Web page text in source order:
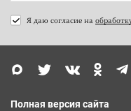
Я даю согласие на
Полная версия сайта